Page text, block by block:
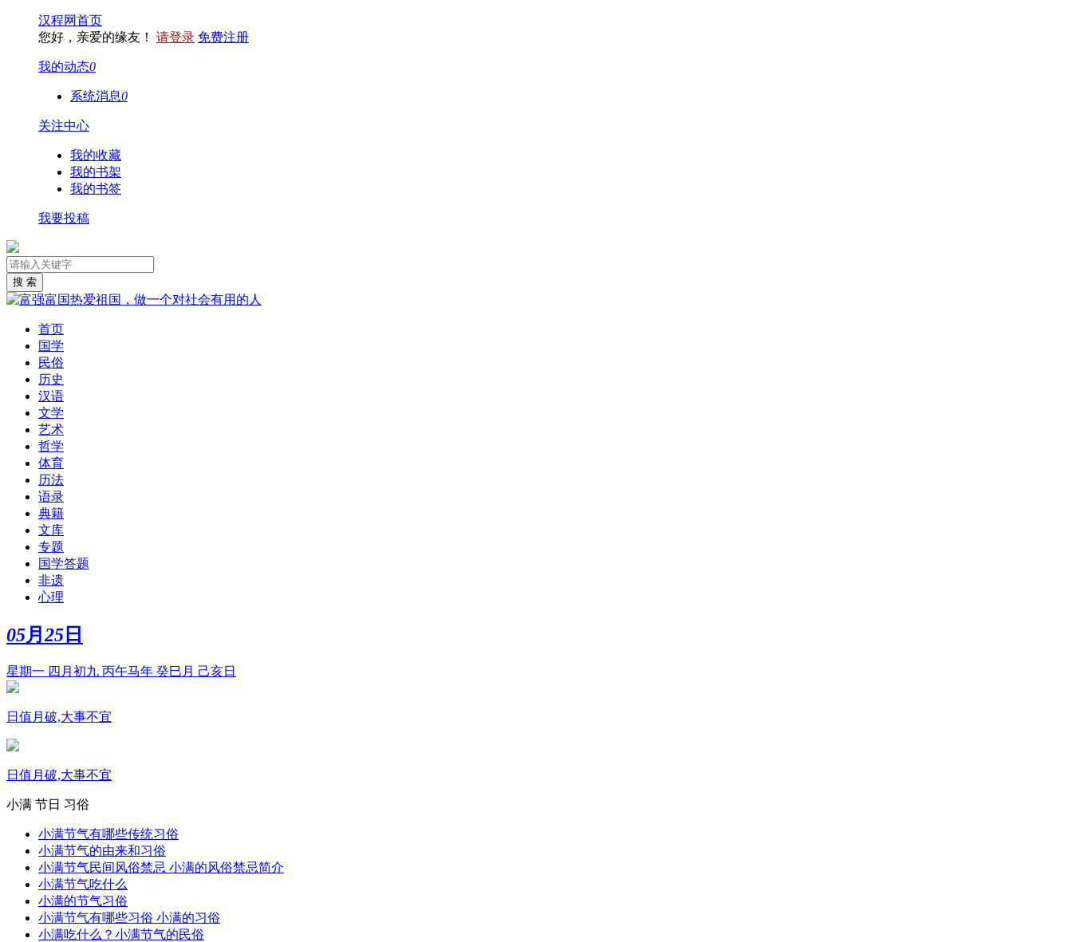
汉程网首页
您好，亲爱的缘友！ 请登录 免费注册
我的动态0
系统消息0
关注中心
我的收藏
我的书架
我的书签
我要投稿
首页
国学
民俗
历史
汉语
文学
艺术
哲学
体育
历法
语录
典籍
文库
专题
国学答题
非遗
心理
05月 25 日
星期一 四月初九 丙午马年 癸巳月 己亥日
日值月破,大事不宜
日值月破,大事不宜
小满 节日 习俗
小满节气有哪些传统习俗
小满节气的由来和习俗
小满节气民间风俗禁忌 小满的风俗禁忌简介
小满节气吃什么
小满的节气习俗
小满节气有哪些习俗 小满的习俗
小满吃什么？小满节气的民俗